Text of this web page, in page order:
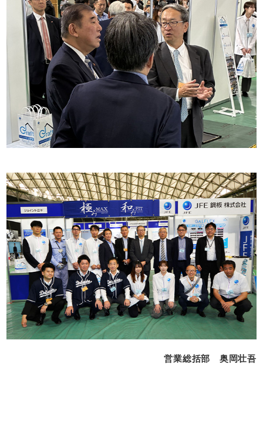
営業総括部 奥岡壮吾